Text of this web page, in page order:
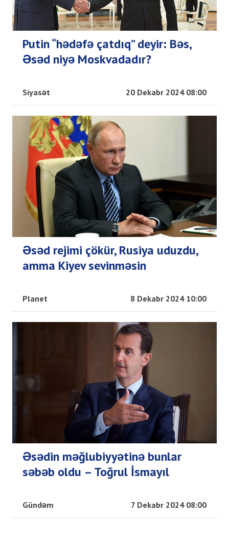
Putin “hədəfə çatdıq” deyir: Bəs,
Əsəd niyə Moskvadadır?
Siyasət 20 Dekabr 2024 08:00
Əsəd rejimi çökür, Rusiya uduzdu,
amma Kiyev sevinməsin
Planet 8 Dekabr 2024 10:00
Əsədin məğlubiyyətinə bunlar
səbəb oldu – Toğrul İsmayıl
Gündəm 7 Dekabr 2024 08:00